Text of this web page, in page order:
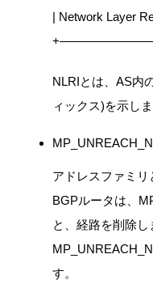
| Network Layer
NLRIとは、AS内
ィックス)を示しま
アドレスファミリ
BGPルータは、
と、経路を削除し
す。